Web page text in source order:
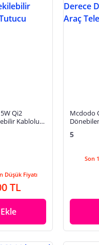
Qi2
Kablolu
Düşük Fiyatı
TL
Mcdodo
5
Son